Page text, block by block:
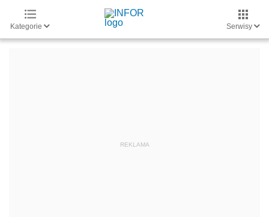
Kategorie Serwisy